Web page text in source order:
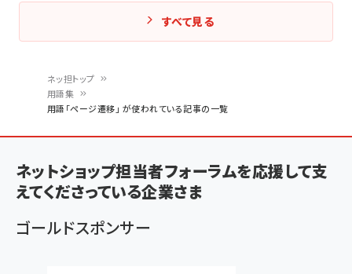
ン
く
ず
ネッ担トップ
用語集
用語「ページ遷移」 が使われている記事の一覧
すべて見る
ネットショップ担当者フォーラムを応援して支
えてくださっている企業さま
ゴールドスポンサー